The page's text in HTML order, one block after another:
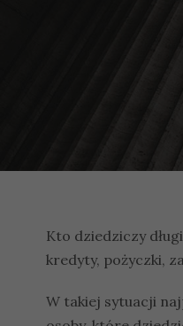
Kto dziedziczy
kredyty, pożyczki,
W takiej sytuacji